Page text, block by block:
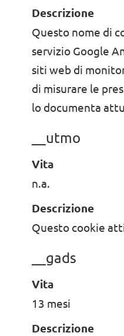
Descrizione
Questo nome di
servizio Google
siti web di
di misurare le
lo documenta
__utmo
Vita
n.a.
Descrizione
Questo cookie
__gads
Vita
13 mesi
Descrizione